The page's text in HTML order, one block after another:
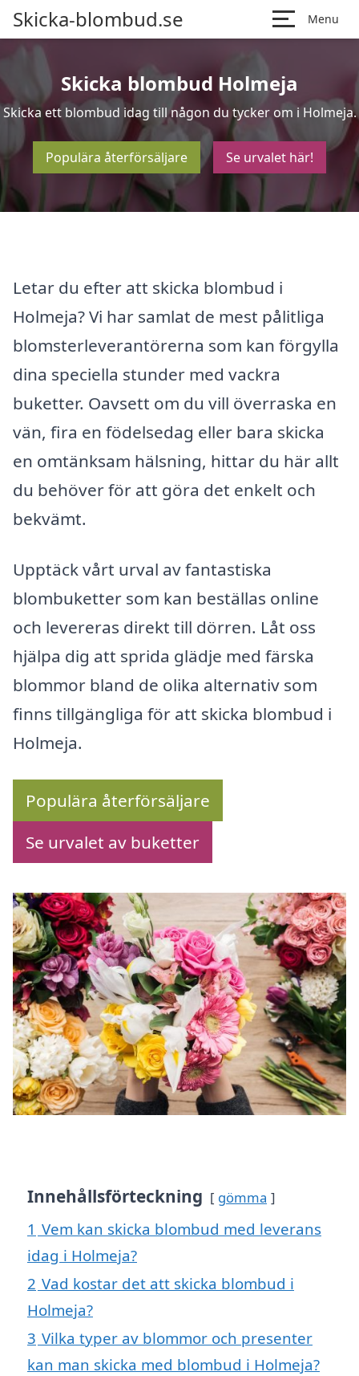
Skicka-blombud.se Menu
Skicka blombud Holmeja
Skicka ett blombud idag till någon du tycker om i Holmeja.
Populära återförsäljare Se urvalet här!
Letar du efter att skicka blombud i
Holmeja? Vi har samlat de mest pålitliga
blomsterleverantörerna som kan förgylla
dina speciella stunder med vackra
buketter. Oavsett om du vill överraska en
vän, fira en födelsedag eller bara skicka
en omtänksam hälsning, hittar du här allt
du behöver för att göra det enkelt och
bekvämt.
Upptäck vårt urval av fantastiska
blombuketter som kan beställas online
och levereras direkt till dörren. Låt oss
hjälpa dig att sprida glädje med färska
blommor bland de olika alternativ som
finns tillgängliga för att skicka blombud i
Holmeja.
Populära återförsäljare
Se urvalet av buketter
Innehållsförteckning gömma
1 Vem kan skicka blombud med leverans
idag i Holmeja?
2 Vad kostar det att skicka blombud i
Holmeja?
3 Vilka typer av blommor och presenter
kan man skicka med blombud i Holmeja?